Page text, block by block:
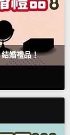
結婚禮品！